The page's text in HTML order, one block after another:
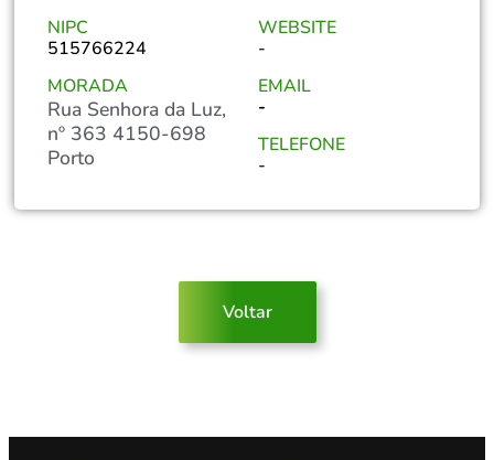
NIPC
515766224
MORADA
Rua Senhora da Luz,
nº 363 4150-698
Porto
WEBSITE
-
EMAIL
-
TELEFONE
-
Voltar